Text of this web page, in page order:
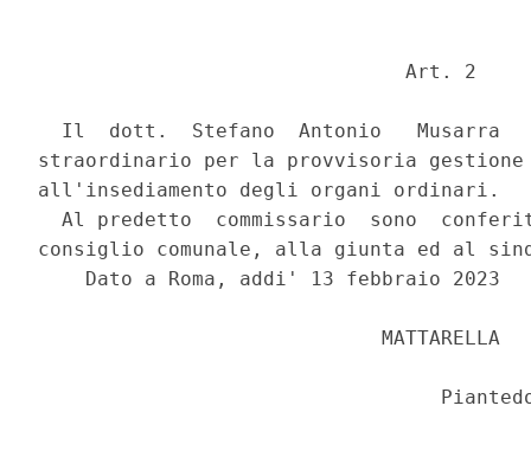
                               Art. 2
Il  dott.  Stefano  Antonio   Musarra
straordinario per la provvisoria gestione
all'insediamento degli organi ordinari.
Al predetto  commissario  sono
consiglio comunale, alla giunta ed al
    Dato a Roma, addi' 13 febbraio 2023
                             MATTARELLA